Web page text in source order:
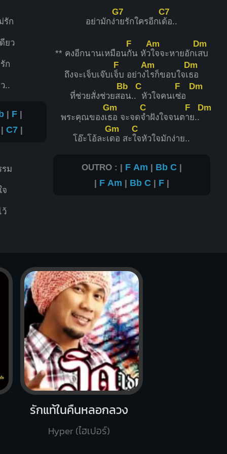
รัก
ยว
ก
..
| F|
C7|
รม
จ
ว้
อย่ามักง่
G7
ายรักใครอีกเ
C7
ด้อ..
** คงอีกนานเหมือน
F
กัน หัว
Am
ใจจะหายอักเ
Dm
สบ
ถึงจะเจ็บเจ๊บเ
F
จ็บ อย่าง
Am
ไรก็ขอบใจเ
Dm
ธอ
ที่ช่วยสั่งช่วยส
Bb
อน..
C
หัวใจคนเ
F
ซ่อ
Dm
พระคุณของเ
Gm
ธอ จะจด
C
จำฝังใจจนต
F
าย..
Dm
โอ๊ะโอ้ละเ
Gm
ดอ สะ
C
ใจหัวใจมักง่าย..
OUTRO : | F Am | Bb C |
| F Am | Bb C | F|
รักแท้ในคืนหลอกลวง
Hyper (ไฮเปอร์)